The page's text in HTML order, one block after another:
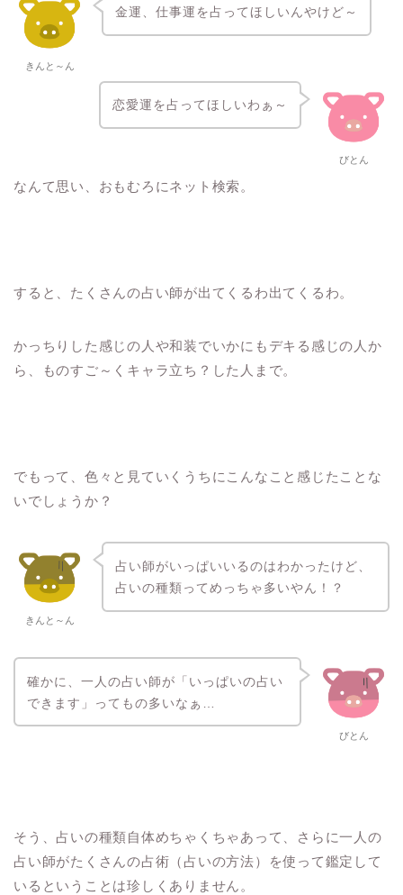
きんと～ん
金運、仕事運を占ってほしいんやけど～
びとん
恋愛運を占ってほしいわぁ～
なんて思い、おもむろにネット検索。
すると、たくさんの占い師が出てくるわ出てくるわ。
かっちりした感じの人や和装でいかにもデキる感じの人か
ら、ものすご～くキャラ立ち？した人まで。
でもって、色々と見ていくうちにこんなこと感じたことな
いでしょうか？
きんと～ん
占い師がいっぱいいるのはわかったけど、
占いの種類ってめっちゃ多いやん！？
びとん
確かに、一人の占い師が「いっぱいの占い
できます」ってもの多いなぁ…
そう、占いの種類自体めちゃくちゃあって、さらに一人の
占い師がたくさんの占術（占いの方法）を使って鑑定して
いるということは珍しくありません。